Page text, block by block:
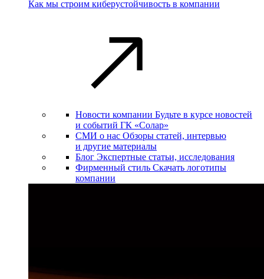
Как мы строим киберустойчивость в компании
Новости компании Будьте в курсе новостей
и событий ГК «Солар»
СМИ о нас Обзоры статей, интервью
и другие материалы
Блог Экспертные статьи, исследования
Фирменный стиль Скачать логотипы
компании